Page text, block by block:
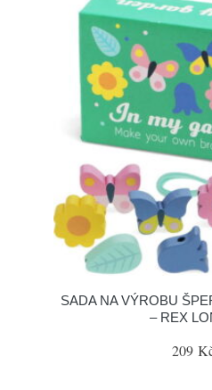
SADA NA VÝROBU
– REX
209